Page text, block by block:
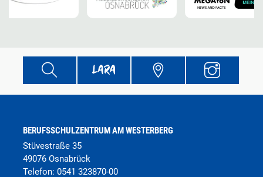
BERUFSSCHULZENTRUM AM WESTERBERG
Stüvestraße 35
49076 Osnabrück
Telefon: 0541 323870-00